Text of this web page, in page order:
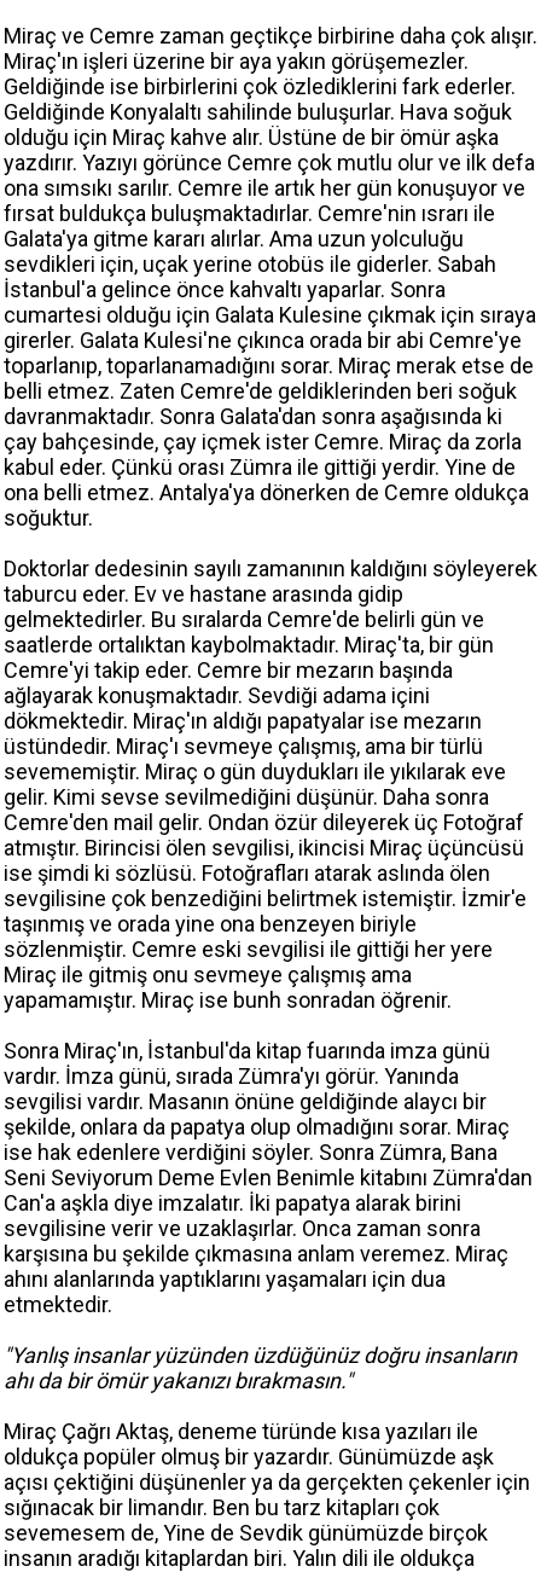
Miraç ve Cemre zaman geçtikçe birbirine daha çok alışır.
Miraç'ın işleri üzerine bir aya yakın görüşemezler.
Geldiğinde ise birbirlerini çok özlediklerini fark ederler.
Geldiğinde Konyalaltı sahilinde buluşurlar. Hava soğuk
olduğu için Miraç kahve alır. Üstüne de bir ömür aşka
yazdırır. Yazıyı görünce Cemre çok mutlu olur ve ilk defa
ona sımsıkı sarılır. Cemre ile artık her gün konuşuyor ve
fırsat buldukça buluşmaktadırlar. Cemre'nin ısrarı ile
Galata'ya gitme kararı alırlar. Ama uzun yolculuğu
sevdikleri için, uçak yerine otobüs ile giderler. Sabah
İstanbul'a gelince önce kahvaltı yaparlar. Sonra
cumartesi olduğu için Galata Kulesine çıkmak için sıraya
girerler. Galata Kulesi'ne çıkınca orada bir abi Cemre'ye
toparlanıp, toparlanamadığını sorar. Miraç merak etse de
belli etmez. Zaten Cemre'de geldiklerinden beri soğuk
davranmaktadır. Sonra Galata'dan sonra aşağısında ki
çay bahçesinde, çay içmek ister Cemre. Miraç da zorla
kabul eder. Çünkü orası Zümra ile gittiği yerdir. Yine de
ona belli etmez. Antalya'ya dönerken de Cemre oldukça
soğuktur.
Doktorlar dedesinin sayılı zamanının kaldığını söyleyerek
taburcu eder. Ev ve hastane arasında gidip
gelmektedirler. Bu sıralarda Cemre'de belirli gün ve
saatlerde ortalıktan kaybolmaktadır. Miraç'ta, bir gün
Cemre'yi takip eder. Cemre bir mezarın başında
ağlayarak konuşmaktadır. Sevdiği adama içini
dökmektedir. Miraç'ın aldığı papatyalar ise mezarın
üstündedir. Miraç'ı sevmeye çalışmış, ama bir türlü
sevememiştir. Miraç o gün duydukları ile yıkılarak eve
gelir. Kimi sevse sevilmediğini düşünür. Daha sonra
Cemre'den mail gelir. Ondan özür dileyerek üç Fotoğraf
atmıştır. Birincisi ölen sevgilisi, ikincisi Miraç üçüncüsü
ise şimdi ki sözlüsü. Fotoğrafları atarak aslında ölen
sevgilisine çok benzediğini belirtmek istemiştir. İzmir'e
taşınmış ve orada yine ona benzeyen biriyle
sözlenmiştir. Cemre eski sevgilisi ile gittiği her yere
Miraç ile gitmiş onu sevmeye çalışmış ama
yapamamıştır. Miraç ise bunh sonradan öğrenir.
Sonra Miraç'ın, İstanbul'da kitap fuarında imza günü
vardır. İmza günü, sırada Zümra'yı görür. Yanında
sevgilisi vardır. Masanın önüne geldiğinde alaycı bir
şekilde, onlara da papatya olup olmadığını sorar. Miraç
ise hak edenlere verdiğini söyler. Sonra Zümra, Bana
Seni Seviyorum Deme Evlen Benimle kitabını Zümra'dan
Can'a aşkla diye imzalatır. İki papatya alarak birini
sevgilisine verir ve uzaklaşırlar. Onca zaman sonra
karşısına bu şekilde çıkmasına anlam veremez. Miraç
ahını alanlarında yaptıklarını yaşamaları için dua
etmektedir.
"Yanlış insanlar yüzünden üzdüğünüz doğru insanların
ahı da bir ömür yakanızı bırakmasın."
Miraç Çağrı Aktaş, deneme türünde kısa yazıları ile
oldukça popüler olmuş bir yazardır. Günümüzde aşk
açısı çektiğini düşünenler ya da gerçekten çekenler için
sığınacak bir limandır. Ben bu tarz kitapları çok
sevemesem de, Yine de Sevdik günümüzde birçok
insanın aradığı kitaplardan biri. Yalın dili ile oldukça